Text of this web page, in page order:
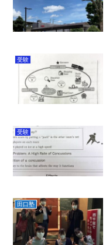
受験
受験
田口塾